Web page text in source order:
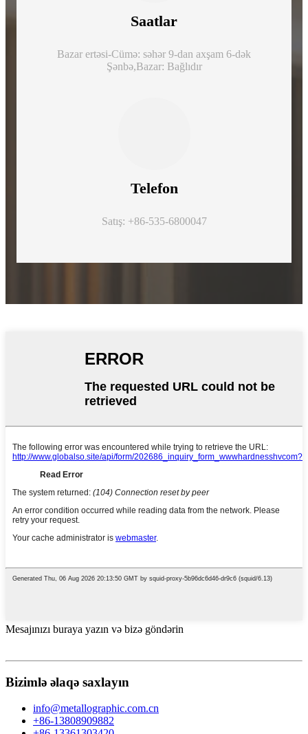
Saatlar
Bazar ertəsi-Cümə: səhər 9-dan axşam 6-dək
Şənbə,Bazar: Bağlıdır
Telefon
Satış: +86-535-6800047
Mesajınızı buraya yazın və bizə göndərin
Bizimlə əlaqə saxlayın
info@metallographic.com.cn
+86-13808909882